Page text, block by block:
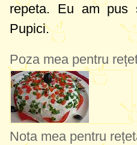
repeta. Eu am
Pupici.
Poza mea pentru
Nota mea pentru